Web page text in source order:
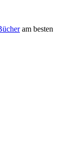
am besten